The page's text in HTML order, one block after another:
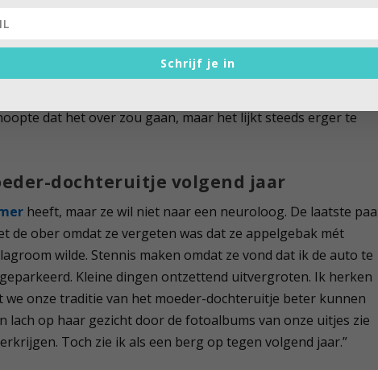
Haar krachten nemen af. Ik wil het programma van de
daar wil ze niet van horen. Ze doet het liefst alsof ze nog
minder mee. Daar komt bij dat ze twee jaar geleden
veranderd is. Ze is snel geïrriteerd en wordt onredelijk
dat het over zou gaan, maar het lijkt steeds erger te
dochteruitje volgend jaar
heeft, maar ze wil niet naar een neuroloog. De laatste
de ober omdat ze vergeten was dat ze appelgebak mét
wilde. Stennis maken omdat ze vond dat ik de auto te
Kleine dingen ontzettend uitvergroten. Ik herken
we onze traditie van het moeder-dochteruitje beter kunnen
lach op haar gezicht door de fotoalbums van onze uitjes zie
Toch zie ik als een berg op tegen volgend jaar.”
Schrijf je in